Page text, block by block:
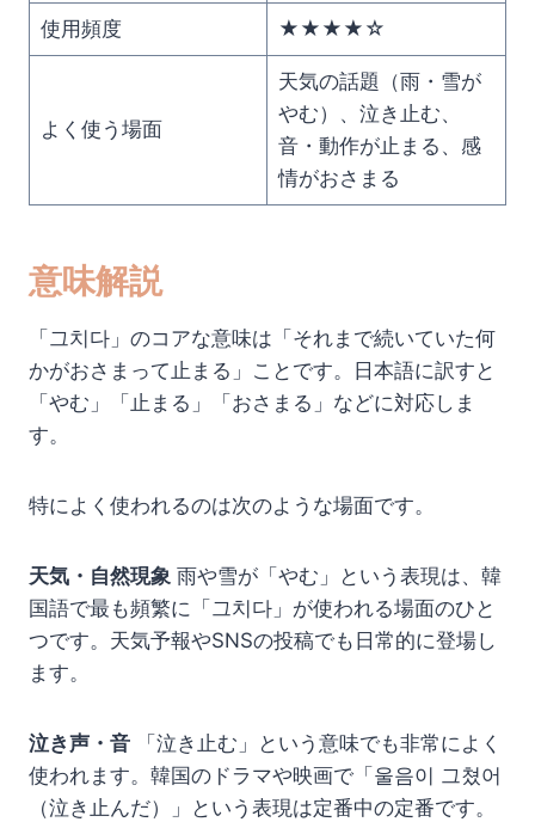
使用頻度 ★★★★☆
よく使う場面
天気の話題（雨・雪が
やむ）、泣き止む、
音・動作が止まる、感
情がおさまる
意味解説
「그치다」のコアな意味は「それまで続いていた何
かがおさまって止まる」ことです。日本語に訳すと
「やむ」「止まる」「おさまる」などに対応しま
す。
特によく使われるのは次のような場面です。
天気・自然現象 雨や雪が「やむ」という表現は、韓
国語で最も頻繁に「그치다」が使われる場面のひと
つです。天気予報やSNSの投稿でも日常的に登場し
ます。
泣き声・音 「泣き止む」という意味でも非常によく
使われます。韓国のドラマや映画で「울음이 그쳤어
（泣き止んだ）」という表現は定番中の定番です。